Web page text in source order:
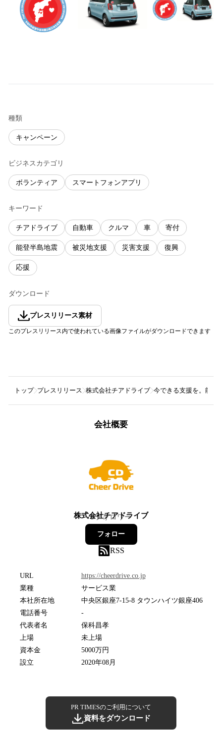
種類
キャンペーン
ビジネスカテゴリ
ボランティア スマートフォンアプリ
キーワード
チアドライブ 自動車 クルマ 車 寄付
能登半島地震 被災地支援 災害支援 復興
応援
ダウンロード
プレスリリース素材
このプレスリリース内で使われている画像ファイルがダウンロードできます
トップ プレスリリース 株式会社チアドライブ 今できる支援を。能登
会社概要
株式会社チアドライブ
9フォロワー
フォロー
RSS
URL
https://cheerdrive.co.jp
業種
サービス業
本社所在地
中央区銀座7-15-8 タウンハイツ銀座406
電話番号
-
代表者名
保科昌孝
上場
未上場
資本金
5000万円
設立
2020年08月
PR TIMESのご利用について
資料をダウンロード